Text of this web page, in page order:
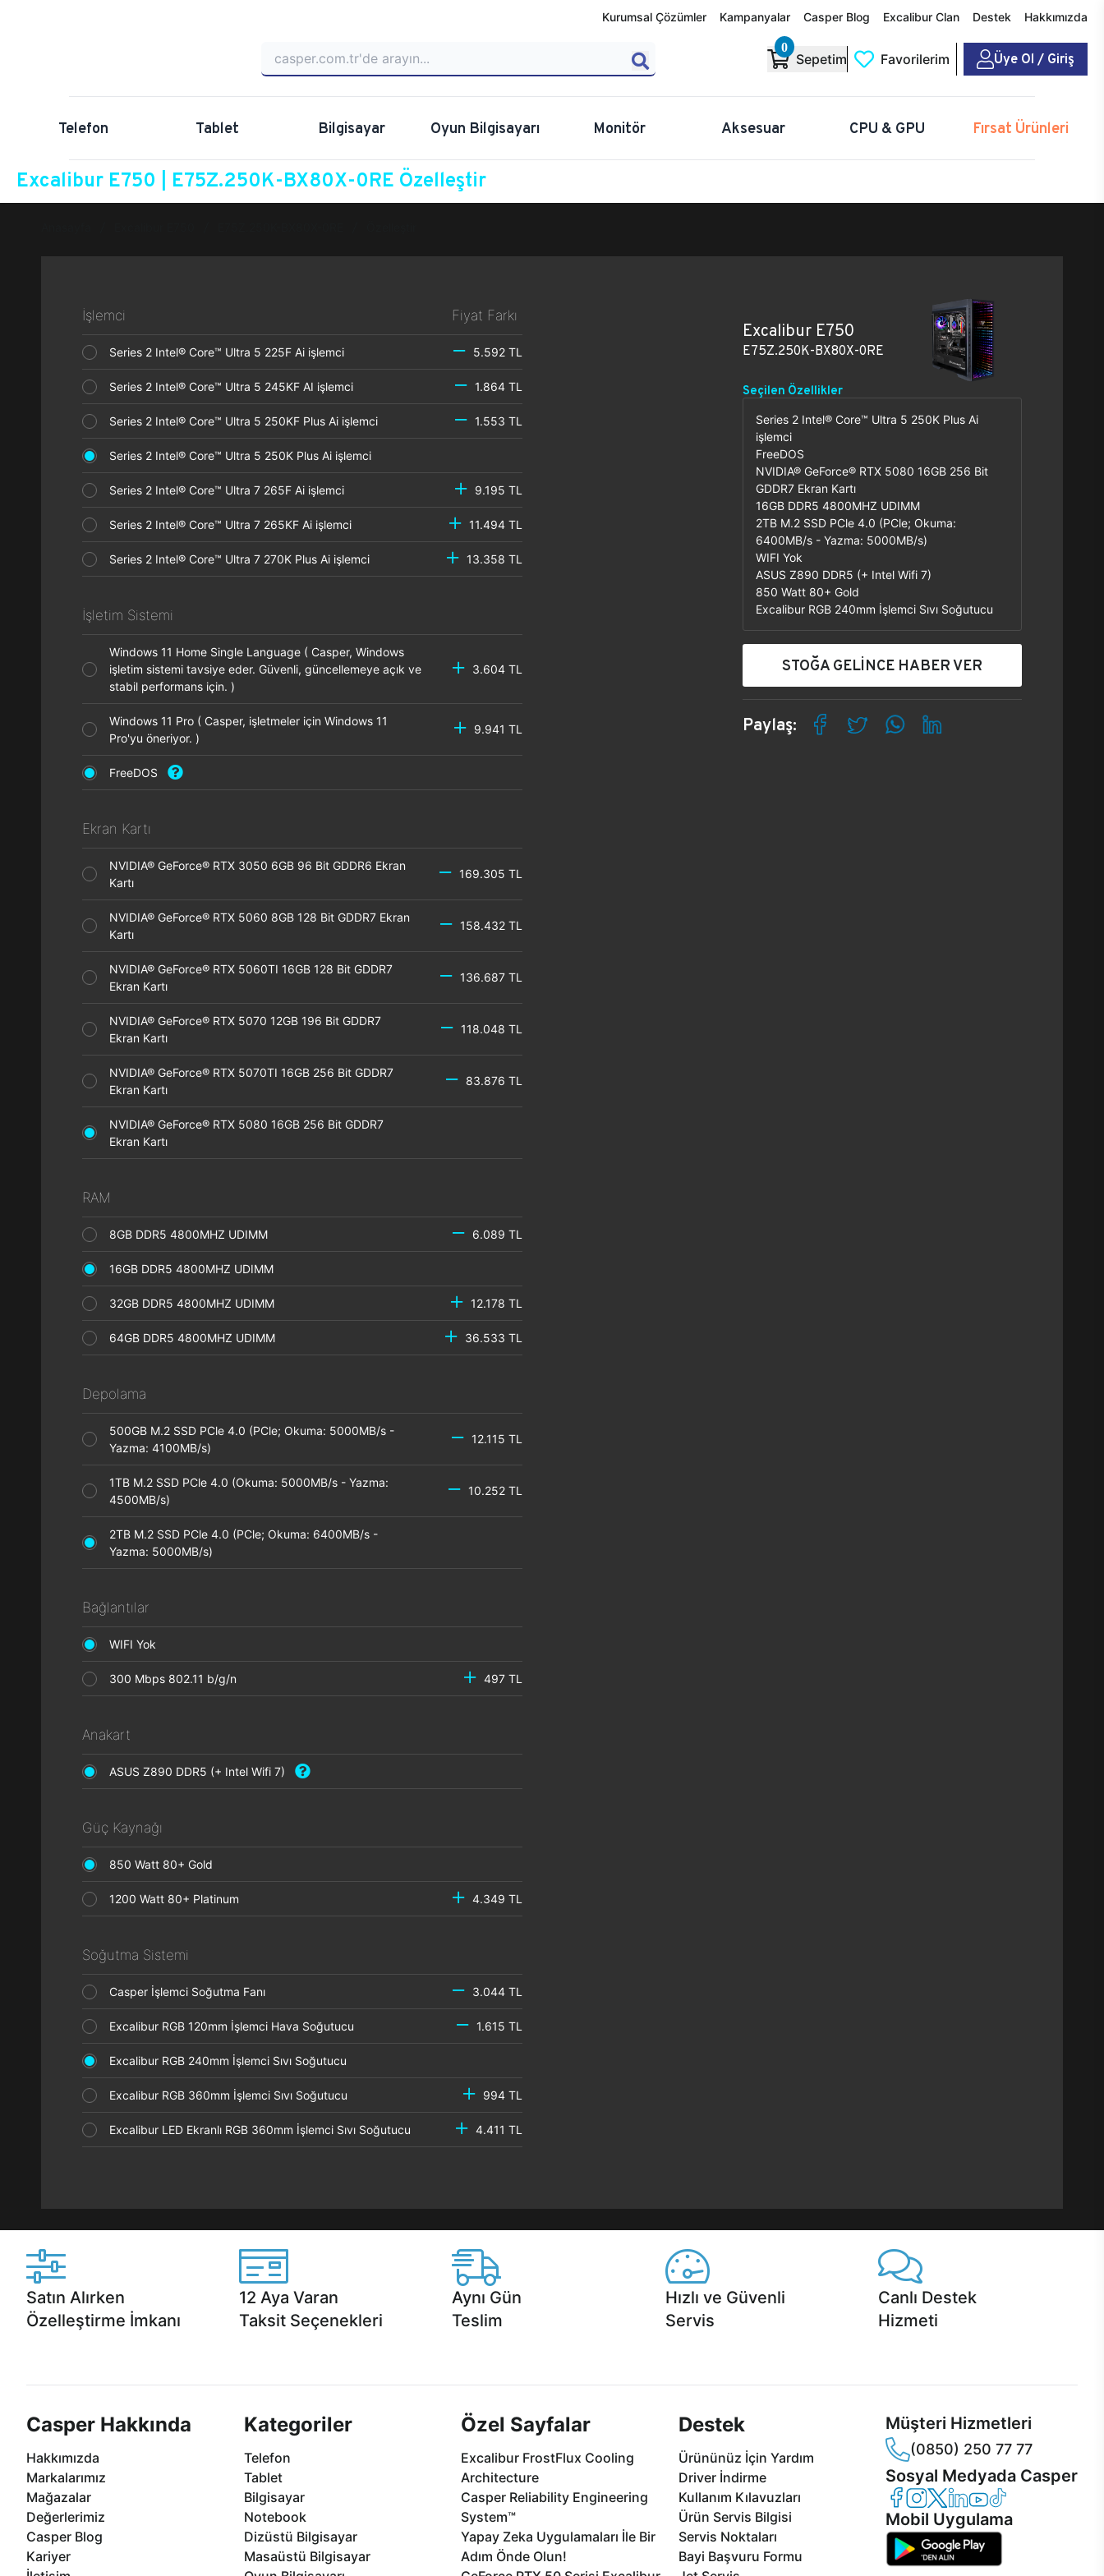
Kurumsal Çözümler Kampanyalar Casper Blog Excalibur Clan Destek Hakkımızda
0
Sepetim Favorilerim Üye Ol / Giriş
Telefon Tablet Bilgisayar Oyun Bilgisayarı Monitör Aksesuar CPU & GPU Fırsat Ürünleri
Excalibur E750 | E75Z.250K-BX80X-0RE Özelleştir
İşlemci Fiyat Farkı
Series 2 Intel® Core™ Ultra 5 225F Ai işlemci 5.592 TL
Series 2 Intel® Core™ Ultra 5 245KF AI işlemci 1.864 TL
Series 2 Intel® Core™ Ultra 5 250KF Plus Ai işlemci 1.553 TL
Series 2 Intel® Core™ Ultra 5 250K Plus Ai işlemci
Series 2 Intel® Core™ Ultra 7 265F Ai işlemci 9.195 TL
Series 2 Intel® Core™ Ultra 7 265KF Ai işlemci 11.494 TL
Series 2 Intel® Core™ Ultra 7 270K Plus Ai işlemci 13.358 TL
İşletim Sistemi
Windows 11 Home Single Language ( Casper, Windows
işletim sistemi tavsiye eder. Güvenli, güncellemeye açık ve
stabil performans için. )
3.604 TL
Windows 11 Pro ( Casper, işletmeler için Windows 11
Pro'yu öneriyor. )
9.941 TL
FreeDOS
Ekran Kartı
NVIDIA® GeForce® RTX 3050 6GB 96 Bit GDDR6 Ekran
Kartı
169.305 TL
NVIDIA® GeForce® RTX 5060 8GB 128 Bit GDDR7 Ekran
Kartı
158.432 TL
NVIDIA® GeForce® RTX 5060TI 16GB 128 Bit GDDR7
Ekran Kartı
136.687 TL
NVIDIA® GeForce® RTX 5070 12GB 196 Bit GDDR7
Ekran Kartı
118.048 TL
NVIDIA® GeForce® RTX 5070TI 16GB 256 Bit GDDR7
Ekran Kartı
83.876 TL
NVIDIA® GeForce® RTX 5080 16GB 256 Bit GDDR7
Ekran Kartı
RAM
8GB DDR5 4800MHZ UDIMM 6.089 TL
16GB DDR5 4800MHZ UDIMM
32GB DDR5 4800MHZ UDIMM 12.178 TL
64GB DDR5 4800MHZ UDIMM 36.533 TL
Depolama
500GB M.2 SSD PCle 4.0 (PCle; Okuma: 5000MB/s -
Yazma: 4100MB/s)
12.115 TL
1TB M.2 SSD PCle 4.0 (Okuma: 5000MB/s - Yazma:
4500MB/s)
10.252 TL
2TB M.2 SSD PCle 4.0 (PCle; Okuma: 6400MB/s -
Yazma: 5000MB/s)
Bağlantılar
WIFI Yok
300 Mbps 802.11 b/g/n 497 TL
Anakart
ASUS Z890 DDR5 (+ Intel Wifi 7)
Güç Kaynağı
850 Watt 80+ Gold
1200 Watt 80+ Platinum 4.349 TL
Soğutma Sistemi
Casper İşlemci Soğutma Fanı 3.044 TL
Excalibur RGB 120mm İşlemci Hava Soğutucu 1.615 TL
Excalibur RGB 240mm İşlemci Sıvı Soğutucu
Excalibur RGB 360mm İşlemci Sıvı Soğutucu 994 TL
Excalibur LED Ekranlı RGB 360mm İşlemci Sıvı Soğutucu 4.411 TL
Excalibur E750
E75Z.250K-BX80X-0RE
Seçilen Özellikler
Series 2 Intel® Core™ Ultra 5 250K Plus Ai
işlemci
FreeDOS
NVIDIA® GeForce® RTX 5080 16GB 256 Bit
GDDR7 Ekran Kartı
16GB DDR5 4800MHZ UDIMM
2TB M.2 SSD PCle 4.0 (PCle; Okuma:
6400MB/s - Yazma: 5000MB/s)
WIFI Yok
ASUS Z890 DDR5 (+ Intel Wifi 7)
850 Watt 80+ Gold
Excalibur RGB 240mm İşlemci Sıvı Soğutucu
STOĞA GELİNCE HABER VER
Paylaş:
Satın Alırken
Özelleştirme İmkanı
12 Aya Varan
Taksit Seçenekleri
Aynı Gün
Teslim
Hızlı ve Güvenli
Servis
Canlı Destek
Hizmeti
Casper Hakkında
Hakkımızda
Markalarımız
Mağazalar
Değerlerimiz
Casper Blog
Kariyer
Kategoriler
Telefon
Tablet
Bilgisayar
Notebook
Dizüstü Bilgisayar
Masaüstü Bilgisayar
Özel Sayfalar
Excalibur FrostFlux Cooling
Architecture
Casper Reliability Engineering
System™
Yapay Zeka Uygulamaları İle Bir
Adım Önde Olun!
Destek
Ürününüz İçin Yardım
Driver İndirme
Kullanım Kılavuzları
Ürün Servis Bilgisi
Servis Noktaları
Bayi Başvuru Formu
Müşteri Hizmetleri
(0850) 250 77 77
Sosyal Medyada Casper
Casper Facebook
Casper Instagram
Casper Twitter
Casper LinkedIn
Casper YouTube
Casper TikTok
Mobil Uygulama